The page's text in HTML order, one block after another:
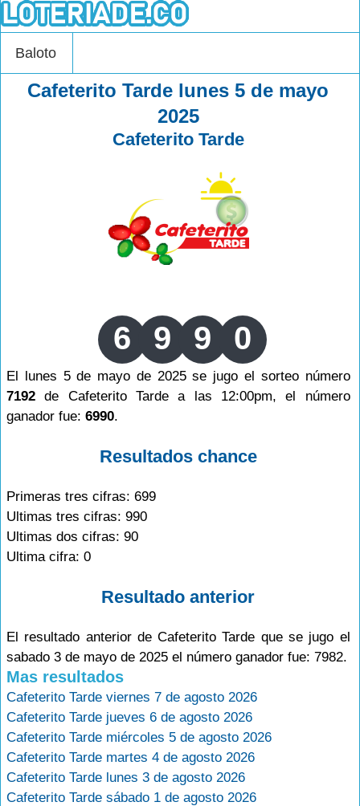
Baloto
Cafeterito Tarde lunes 5 de mayo
2025
Cafeterito Tarde
6 9 9 0
El lunes 5 de mayo de 2025 se jugo el sorteo número
7192 de Cafeterito Tarde a las 12:00pm, el número
ganador fue: 6990.
Resultados chance
Primeras tres cifras: 699
Ultimas tres cifras: 990
Ultimas dos cifras: 90
Ultima cifra: 0
Resultado anterior
El resultado anterior de Cafeterito Tarde que se jugo el
sabado 3 de mayo de 2025 el número ganador fue: 7982.
Mas resultados
Cafeterito Tarde viernes 7 de agosto 2026
Cafeterito Tarde jueves 6 de agosto 2026
Cafeterito Tarde miércoles 5 de agosto 2026
Cafeterito Tarde martes 4 de agosto 2026
Cafeterito Tarde lunes 3 de agosto 2026
Cafeterito Tarde sábado 1 de agosto 2026